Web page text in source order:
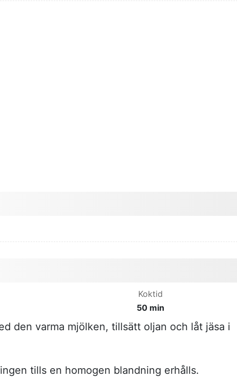
Koktid
50 min
den varma mjölken, tillsätt oljan och låt jäsa i
tills en homogen blandning erhålls.